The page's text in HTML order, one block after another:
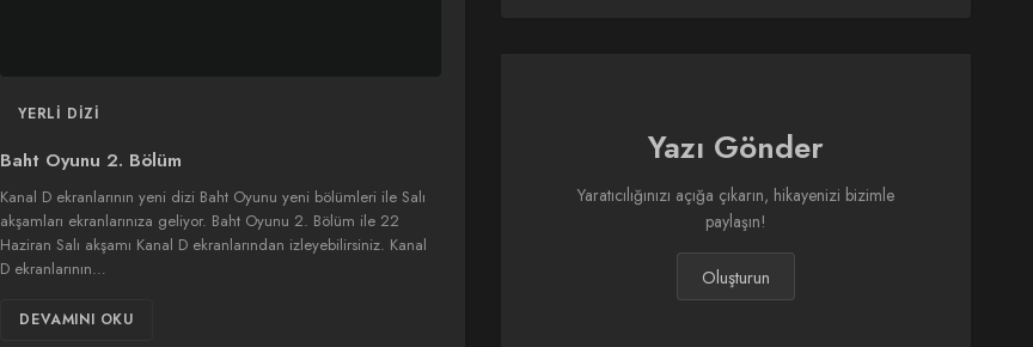
YERLI DIZI
Baht Oyunu 2. Bölüm
Kanal D ekranlarının yeni dizi Baht Oyunu yeni bölümleri ile Salı
akşamları ekranlarınıza geliyor. Baht Oyunu 2. Bölüm ile 22
Haziran Salı akşamı Kanal D ekranlarından izleyebilirsiniz. Kanal
D ekranlarının…
DEVAMINI OKU
Yazı Gönder
Yaratıcılığınızı açığa çıkarın, hikayenizi bizimle
paylaşın!
Oluşturun